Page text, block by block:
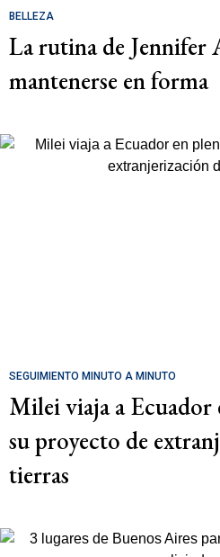
BELLEZA
La rutina de Jennifer
mantenerse en forma
SEGUIMIENTO MINUTO A MINUTO
Milei viaja a Ecuador
su proyecto de
tierras